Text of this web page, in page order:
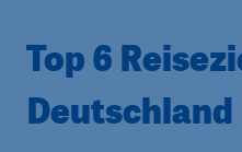
Top 6
Deutschland